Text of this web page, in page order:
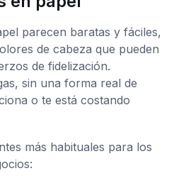
parecen baratas y fáciles,
de cabeza que pueden
de fidelización.
sin una forma real de
o te está costando
más habituales para los